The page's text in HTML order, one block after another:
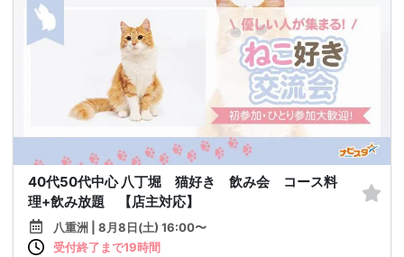
40代50代中心 八丁堀 猫好き 飲み会 コース料
理+飲み放題 【店主対応】
八重洲 | 8月8日(土) 16:00〜
受付終了まで19時間